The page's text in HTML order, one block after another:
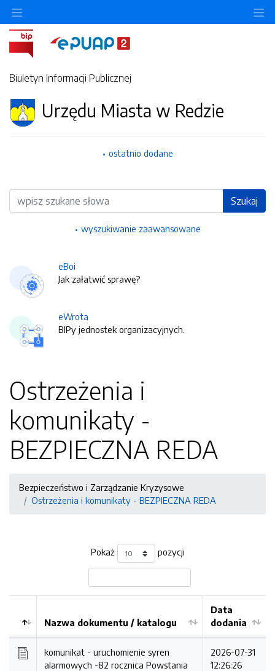
Biuletyn Informacji Publicznej
Urzędu Miasta w Redzie
ostatnio dodane
Wyszukiwarka Szukaj
wyszukiwanie zaawansowane
eBoi
Jak załatwić sprawę?
eWrota
BIPy jednostek organizacyjnych.
Ostrzeżenia i
komunikaty -
BEZPIECZNA REDA
Bezpieczeństwo i Zarządzanie Kryzysowe
Ostrzeżenia i komunikaty - BEZPIECZNA REDA
Pokaż pozycji
Kolejność
Nazwa dokumentu / katalogu
Data
dodania
komunikat - uruchomienie syren
alarmowych -82 rocznica Powstania
2026-07-31
12:26:26